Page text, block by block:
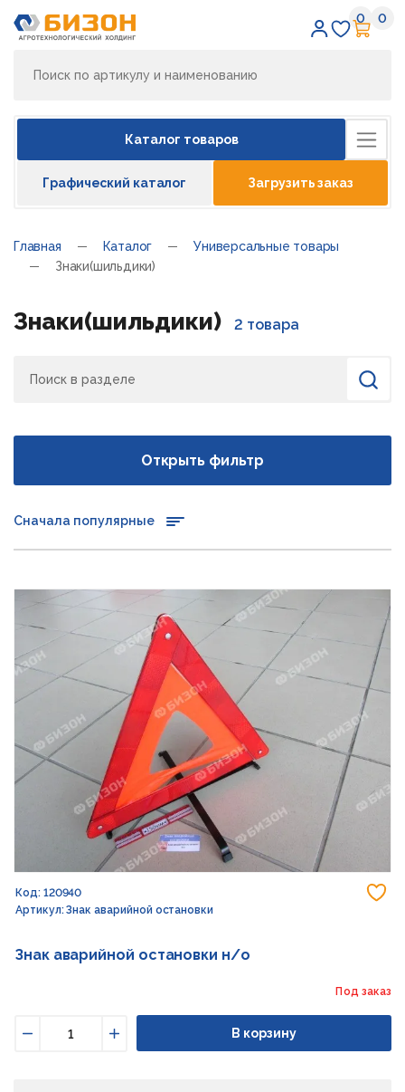
0 0
Каталог товаров
Графический каталог Загрузить заказ
Главная Каталог
Универсальные товары
Знаки(шильдики)
Знаки(шильдики) 2 товара
Найти
Открыть фильтр
Сначала популярные
Код: 120940
Артикул: Знак аварийной остановки
Знак аварийной остановки н/о
Под заказ
Увеличить
В корзину